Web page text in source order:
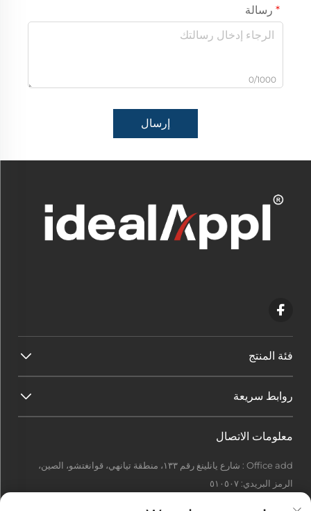
رسالة
0/1000
إرسال
فئة المنتج
روابط سريعة
معلومات الاتصال
Office add : شارع يانلينغ رقم ١٣٣، منطقة تيانهي، قوانغتشو، الصين،
الرمز البريدي: ٥١٠٥٠٧